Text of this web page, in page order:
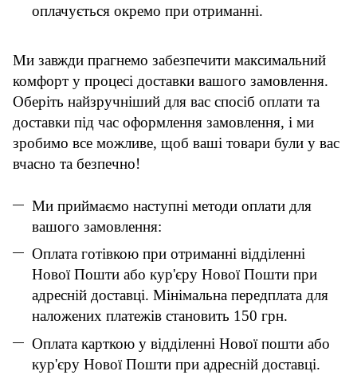
оплачується окремо при отриманні.
Ми завжди прагнемо забезпечити максимальний
комфорт у процесі доставки вашого замовлення.
Оберіть найзручніший для вас спосіб оплати та
доставки під час оформлення замовлення, і ми
зробимо все можливе, щоб ваші товари були у вас
вчасно та безпечно!
Ми приймаємо наступні методи оплати для
вашого замовлення:
Оплата готівкою при отриманні відділенні
Нової Пошти або кур'єру Нової Пошти при
адресній доставці. Мінімальна передплата для
наложених платежів становить 150 грн.
Оплата карткою у відділенні Нової пошти або
кур'єру Нової Пошти при адресній доставці.